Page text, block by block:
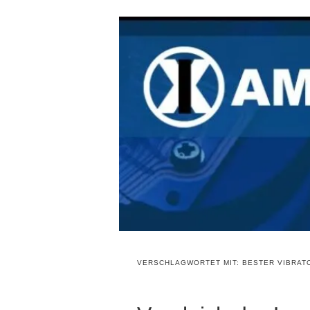
VERSCHLAGWORTET MIT: BESTER